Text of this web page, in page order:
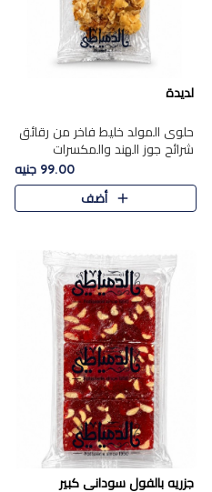
لديدة
حلوى المولد خليط فاخر من رقائق
شرائح جوز الهند والمكسرات
المحمصة، متماسك بشراب حلاوة
الكراميل الخفيفة ليمنحك قرمشة
غنية ومذاقًا شرقيًا أصيلً..
99.00 جنيه
أضف
جزريه بالفول سودانى كبير